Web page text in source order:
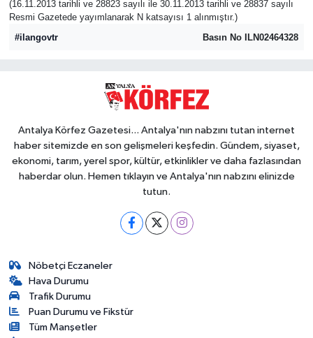
(16.11.2013 tarihli ve 28823 sayılı ile 30.11.2013 tarihli ve 28837 sayılı
Resmi Gazetede yayımlanarak N katsayısı 1 alınmıştır.)
#ilangovtr
Basın No ILN02464328
Antalya Körfez Gazetesi... Antalya'nın nabzını tutan internet
haber sitemizde en son gelişmeleri keşfedin. Gündem, siyaset,
ekonomi, tarım, yerel spor, kültür, etkinlikler ve daha fazlasından
haberdar olun. Hemen tıklayın ve Antalya'nın nabzını elinizde
tutun.
Nöbetçi Eczaneler
Hava Durumu
Trafik Durumu
Puan Durumu ve Fikstür
Tüm Manşetler